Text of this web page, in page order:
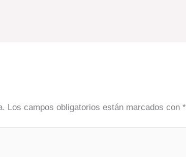
Los campos obligatorios están marcados con*